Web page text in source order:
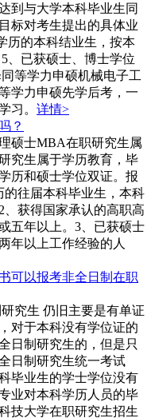
到与大学本科毕业生同
标对考生提出的具体业
历的本科结业生，按本
、已获硕士、博士学位
等学力申硕机械电子工
学力申硕先学后考，一
习。 详情>
？
硕士MBA在职研究生属
究生属于学历教育，毕
历和硕士学位双证。报
往届本科毕业生，本科
获得国家承认的高职高
五年以上。3、已获硕士
年以上工作经验的人
可以报考非全日制在职
究生 仍旧主要是有单证
对于本科没有学位证的
日制研究生的，但是只
日制研究生统一考试
毕业生的学士学位没有
业对本科学历人员的毕
技大学在职研究生招生